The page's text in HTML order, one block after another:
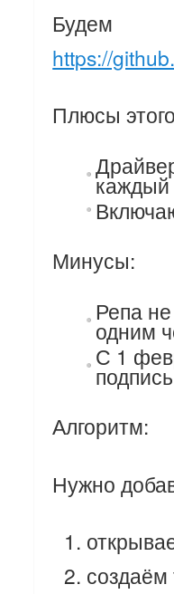
Будем
https://
Плюсы
каждый
Минусы:
Репа
одним
С 1
Алгоритм:
Нужно